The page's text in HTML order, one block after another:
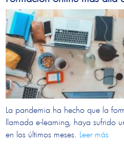
La pandemia ha hecho que la
llamada e-learning, haya sufrido
en los últimos meses. Leer más